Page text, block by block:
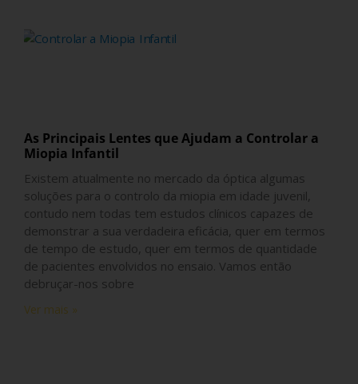
As Principais Lentes que Ajudam a Controlar a
Miopia Infantil
Existem atualmente no mercado da óptica algumas
soluções para o controlo da miopia em idade juvenil,
contudo nem todas tem estudos clínicos capazes de
demonstrar a sua verdadeira eficácia, quer em termos
de tempo de estudo, quer em termos de quantidade
de pacientes envolvidos no ensaio. Vamos então
debruçar-nos sobre
Ver mais »